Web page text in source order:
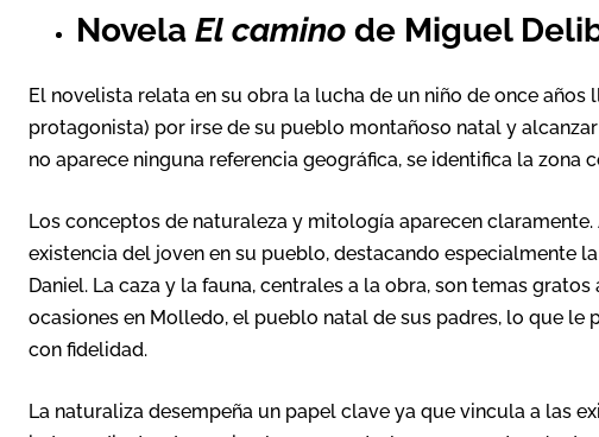
Novela El camino de Miguel
El novelista relata en su obra la lucha de un niño de once
protagonista) por irse de su pueblo montañoso natal y
no aparece ninguna referencia geográfica, se identifica la zona
Los conceptos de naturaleza y mitología aparecen
existencia del joven en su pueblo, destacando especialmente
Daniel. La caza y la fauna, centrales a la obra, son temas
ocasiones en Molledo, el pueblo natal de sus padres, lo que
con fidelidad.
La naturaliza desempeña un papel clave ya que vincula a las